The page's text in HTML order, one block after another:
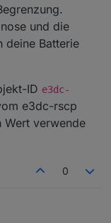
und die
deine Batterie
ID e3dc-
e3dc-rscp
Wert verwende
0